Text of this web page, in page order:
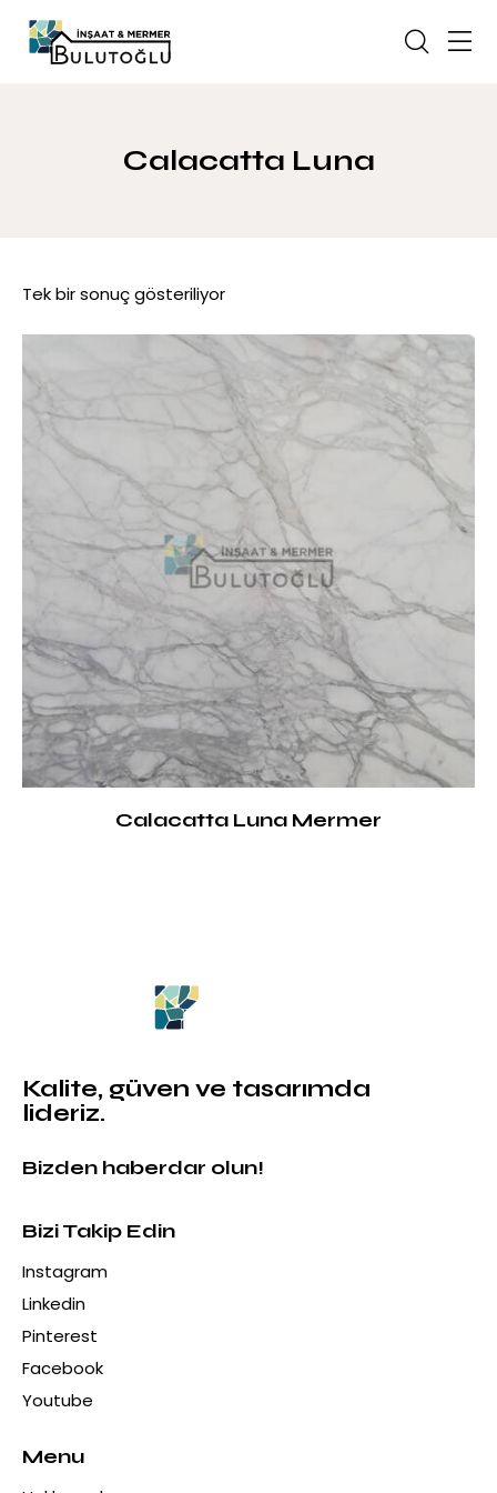
Calacatta Luna
Tek bir sonuç gösteriliyor
Calacatta Luna Mermer
Kalite, güven ve tasarımda
lideriz.
Bizden haberdar olun!
Bizi Takip Edin
Instagram
Linkedin
Pinterest
Facebook
Youtube
Menu